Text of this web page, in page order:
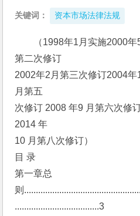
关键词： 资本市场法律法规
（1998年1月实施2000
第二次修订
2002年2月第三次修订2004
月第五
次修订 2008 年9 月第六次修
2014 年
10 月第八次修订）
目 录
第一章总
则
....................................3